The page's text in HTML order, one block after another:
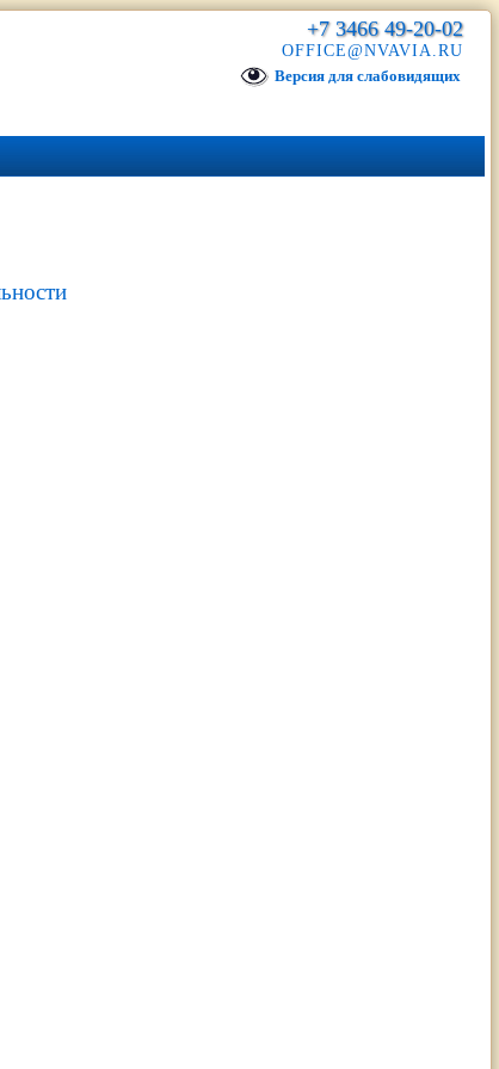
+7 3466 49-20-02
OFFICE@NVAVIA.RU
Версия для слабовидящих